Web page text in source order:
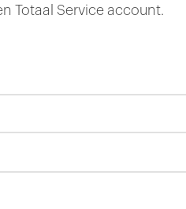
Totaal Service account.